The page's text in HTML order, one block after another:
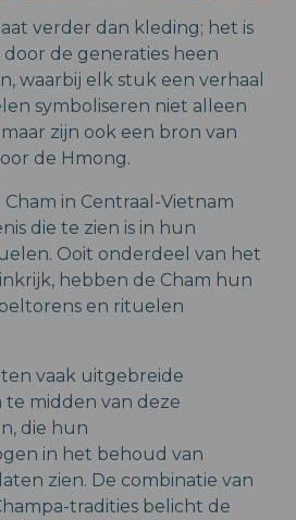
verder dan kleding; het is
de generaties heen
waarbij elk stuk een verhaal
symboliseren niet alleen
zijn ook een bron van
de Hmong.
in Centraal-Vietnam
die te zien is in hun
Ooit onderdeel van het
hebben de Cham hun
en rituelen
vaak uitgebreide
midden van deze
die hun
in het behoud van
zien. De combinatie van
tradities belicht de